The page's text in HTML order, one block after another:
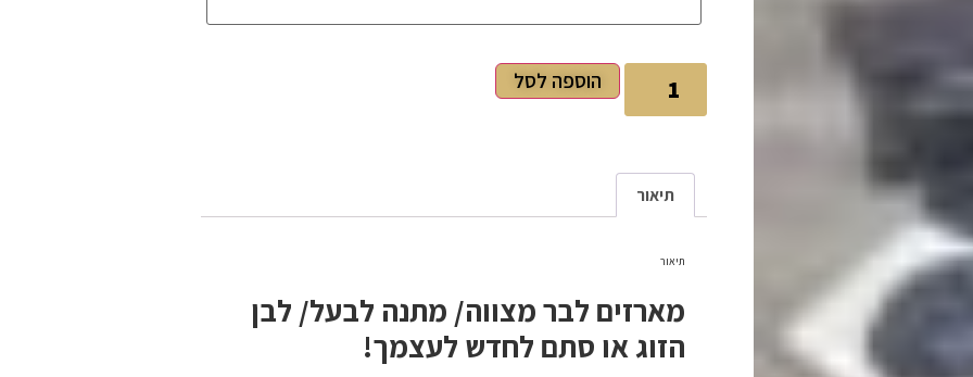
הוספה לסל
תיאור
תיאור
מארזים לבר מצווה/ מתנה לבעל/ לבן
הזוג או סתם לחדש לעצמך!